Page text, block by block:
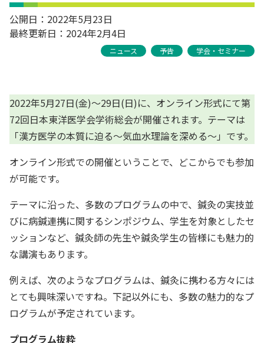
公開日：2022年5月23日
最終更新日：2024年2月4日
ニュース 予告 学会・セミナー
2022年5月27日(金)〜29日(日)に、オンライン形式にて第
72回日本東洋医学会学術総会が開催されます。テーマは
「漢方医学の本質に迫る〜気血水理論を深める〜」です。
オンライン形式での開催ということで、どこからでも参加
が可能です。
テーマに沿った、多数のプログラムの中で、鍼灸の実技並
びに病鍼連携に関するシンポジウム、学生を対象としたセ
ッションなど、鍼灸師の先生や鍼灸学生の皆様にも魅力的
な講演もあります。
例えば、次のようなプログラムは、鍼灸に携わる方々には
とても興味深いですね。下記以外にも、多数の魅力的なプ
ログラムが予定されています。
プログラム抜粋